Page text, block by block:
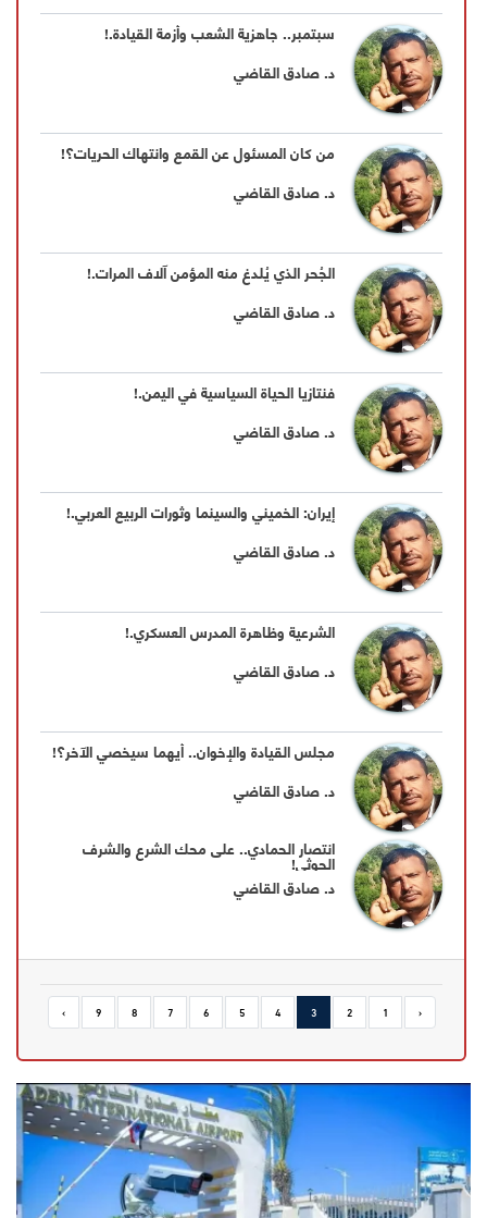
سبتمبر.. جاهزية الشعب وأزمة القيادة.!
د. صادق القاضي
من كان المسئول عن القمع وانتهاك الحريات؟!
د. صادق القاضي
الجُحر الذي يُلدغ منه المؤمن آلاف المرات.!
د. صادق القاضي
فنتازيا الحياة السياسية في اليمن.!
د. صادق القاضي
إيران: الخميني والسينما وثورات الربيع العربي.!
د. صادق القاضي
الشرعية وظاهرة المدرس العسكري.!
د. صادق القاضي
مجلس القيادة والإخوان.. أيهما سيخصي الآخر؟!
د. صادق القاضي
انتصار الحمادي.. على محك الشرع والشرف
الحوثي!
د. صادق القاضي
‹
1
2
3
4
5
6
7
8
9
›